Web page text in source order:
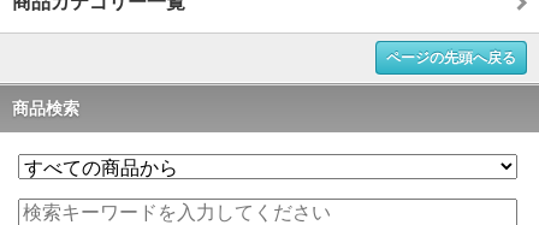
ページの先頭へ戻る
商品検索